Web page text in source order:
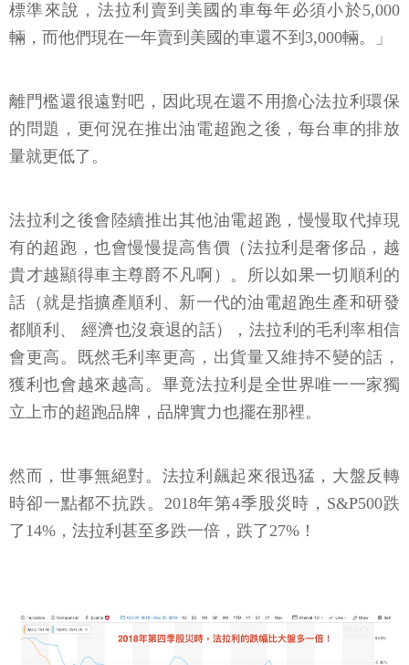
標準來說，法拉利賣到美國的車每年必須小於5,000
輛，而他們現在一年賣到美國的車還不到3,000輛。」
離門檻還很遠對吧，因此現在還不用擔心法拉利環保
的問題，更何況在推出油電超跑之後，每台車的排放
量就更低了。
法拉利之後會陸續推出其他油電超跑，慢慢取代掉現
有的超跑，也會慢慢提高售價（法拉利是奢侈品，越
貴才越顯得車主尊爵不凡啊）。所以如果一切順利的
話（就是指擴產順利、新一代的油電超跑生產和研發
都順利、 經濟也沒衰退的話），法拉利的毛利率相信
會更高。既然毛利率更高，出貨量又維持不變的話，
獲利也會越來越高。畢竟法拉利是全世界唯一一家獨
立上市的超跑品牌，品牌實力也擺在那裡。
然而，世事無絕對。法拉利飆起來很迅猛，大盤反轉
時卻一點都不抗跌。2018年第4季股災時，S&P500跌
了14%，法拉利甚至多跌一倍，跌了27%！